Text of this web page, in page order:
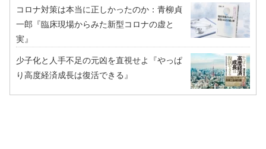
コロナ対策は本当に正しかったのか：青柳貞
一郎『臨床現場からみた新型コロナの虚と
実』
少子化と人手不足の元凶を直視せよ『やっぱ
り高度経済成長は復活できる』